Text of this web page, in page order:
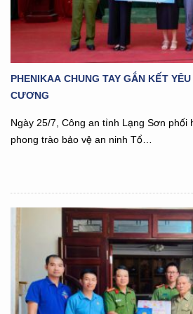
PHENIKAA CHUNG TAY GẮN KẾT
CƯƠNG
Ngày 25/7, Công an tỉnh Lạng Sơn phối
phong trào bảo vệ an ninh Tổ…